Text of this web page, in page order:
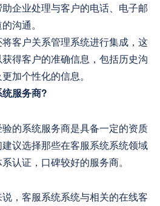
企业处理与客户的电话、电子邮
沟通。
客户关系管理系统进行集成，这
得客户的准确信息，包括历史沟
加个性化的信息。
服务商?
的系统服务商是具备一定的资质
议选择那些在客服系统系统领域
认证，口碑较好的服务商。
客服系统系统与相关的在线客